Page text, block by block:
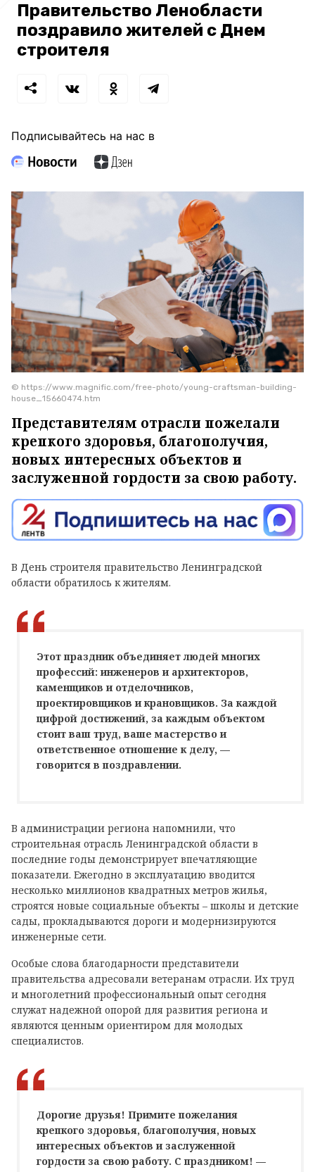
Правительство Ленобласти
поздравило жителей с Днем
строителя
Подписывайтесь на нас в
© https://www.magnific.com/free-photo/young-craftsman-building-
house_15660474.htm
Представителям отрасли пожелали
крепкого здоровья, благополучия,
новых интересных объектов и
заслуженной гордости за свою работу.
В День строителя правительство Ленинградской
области обратилось к жителям.
Этот праздник объединяет людей многих
профессий: инженеров и архитекторов,
каменщиков и отделочников,
проектировщиков и крановщиков. За каждой
цифрой достижений, за каждым объектом
стоит ваш труд, ваше мастерство и
ответственное отношение к делу, —
говорится в поздравлении.
В администрации региона напомнили, что
строительная отрасль Ленинградской области в
последние годы демонстрирует впечатляющие
показатели. Ежегодно в эксплуатацию вводится
несколько миллионов квадратных метров жилья,
строятся новые социальные объекты – школы и детские
сады, прокладываются дороги и модернизируются
инженерные сети.
Особые слова благодарности представители
правительства адресовали ветеранам отрасли. Их труд
и многолетний профессиональный опыт сегодня
служат надежной опорой для развития региона и
являются ценным ориентиром для молодых
специалистов.
Дорогие друзья! Примите пожелания
крепкого здоровья, благополучия, новых
интересных объектов и заслуженной
гордости за свою работу. С праздником! —